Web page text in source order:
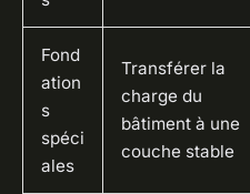
Fond
ation
s
spéci
ales
Transférer la
charge du
bâtiment à une
couche stable